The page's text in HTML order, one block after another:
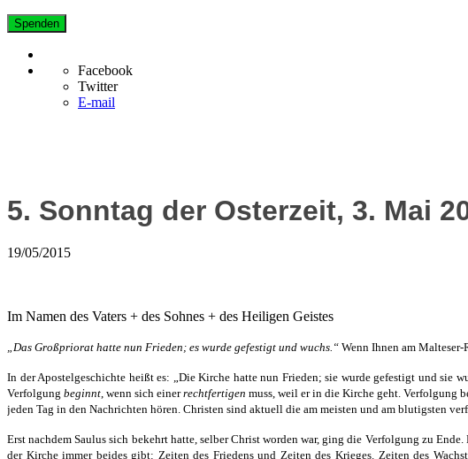
Spenden
Facebook
Twitter
E-mail
5. Sonntag der Osterzeit, 3. Mai
19/05/2015
Im Namen des Vaters + des Sohnes + des Heiligen Geistes
„Das Großpriorat hatte nun Frieden; es wurde gefestigt und wuchs.“ Wenn Ihnen am
In der Apostelgeschichte heißt es: „Die Kirche hatte nun Frieden; sie wurde gefestigt und sie
Verfolgung beginnt, wenn sich einerrechtfertigen muss, weil er in die Kirche geht. Verfolgung
jeden Tag in den Nachrichten hören. Christen sind aktuell die am meisten und am blutigsten
Erst nachdem Saulus sich bekehrt hatte, selber Christ worden war, ging die Verfolgung zu
der Kirche immer beides gibt: Zeiten des Friedens und Zeiten des Krieges. Zeiten des